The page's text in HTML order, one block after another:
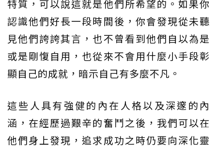
特質，可以說這就是他們所希望的。如果你
認識他們好長一段時間後，你會發現從未聽
見他們誇誇其言，也不曾看到他們自以為是
或是剛愎自用，也從來不會用什麼小手段彰
顯自己的成就，暗示自己有多麼不凡。
這些人具有強健的內在人格以及深邃的內
涵，在經歷過艱辛的奮鬥之後，我們可以在
他們身上發現，追求成功之時仍要向深化靈